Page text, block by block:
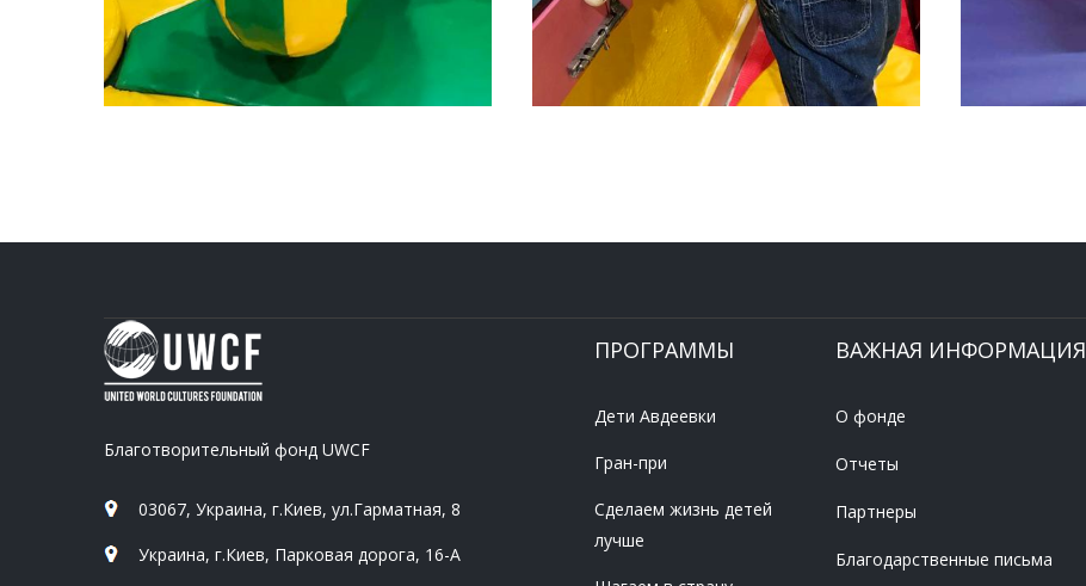
Благотворительный фонд UWCF
03067, Украина, г.Киев, ул.Гарматная, 8
Украина, г.Киев, Парковая дорога, 16-А
ПРОГРАММЫ
Дети Авдеевки
Гран-при
Сделаем жизнь детей
лучше
ВАЖНАЯ ИНФОРМАЦИЯ
О фонде
Отчеты
Партнеры
Благодарственные письма